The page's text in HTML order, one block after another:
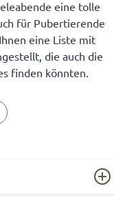
eine tolle
für Pubertierende
eine Liste mit
die auch die
finden könnten.